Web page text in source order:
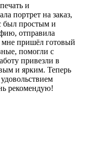
и
портрет на заказ,
был простым и
отправила
мне пришёл готовый
помогли с
привезли в
и ярким. Теперь
рекомендую!